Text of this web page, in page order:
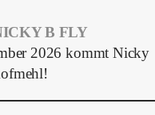
B FLY
2026 kommt Nicky